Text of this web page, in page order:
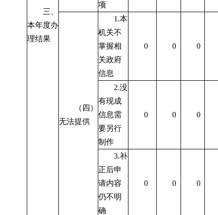
三、
本年度办
理结果
项
（四）
无法提供
1.本
机关不
掌握相
关政府
信息
0 0 0
2.没
有现成
信息需
要另行
制作
0 0 0
3.补
正后申
请内容
仍不明
确
0 0 0